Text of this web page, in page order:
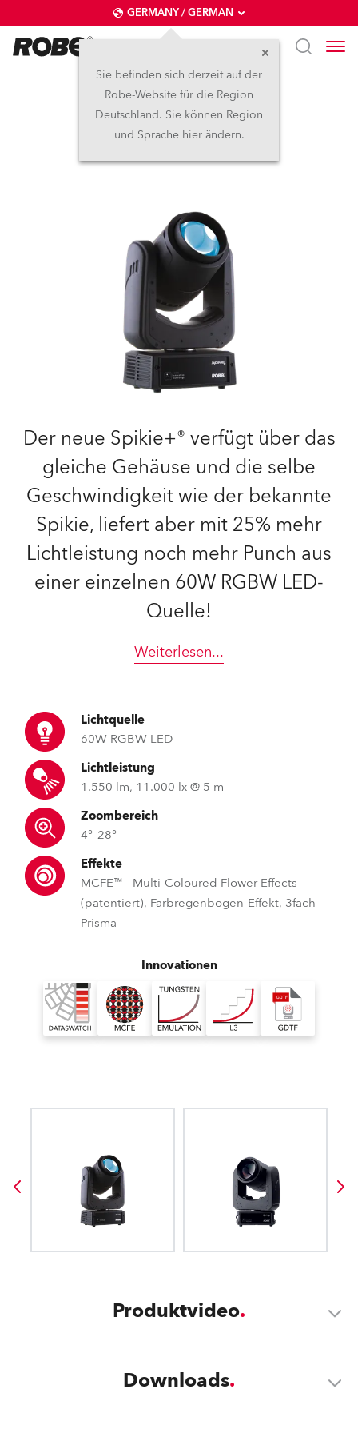
GERMANY / GERMAN
Sie befinden sich derzeit auf der
Robe-Website für die Region
Deutschland. Sie können Region
und Sprache hier ändern.
Spikie+®
Der neue Spikie+® verfügt über das
gleiche Gehäuse und die selbe
Geschwindigkeit wie der bekannte
Spikie, liefert aber mit 25% mehr
Lichtleistung noch mehr Punch aus
einer einzelnen 60W RGBW LED-
Quelle!
Weiterlesen...
Lichtquelle
60W RGBW LED
Lichtleistung
1.550 lm, 11.000 lx @ 5 m
Zoombereich
4°–28°
Effekte
MCFE™ - Multi-Coloured Flower Effects
(patentiert), Farbregenbogen-Effekt, 3fach
Prisma
Innovationen
Produktvideo
Downloads